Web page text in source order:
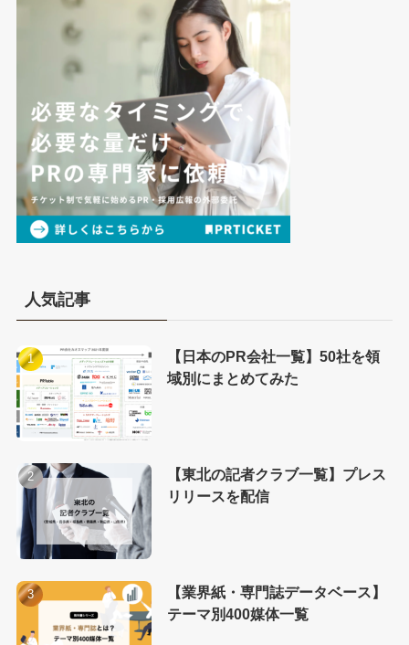
人気記事
【日本のPR会社一覧】50社を領
域別にまとめてみた
【東北の記者クラブ一覧】プレス
リリースを配信
【業界紙・専門誌データベース】
テーマ別400媒体一覧